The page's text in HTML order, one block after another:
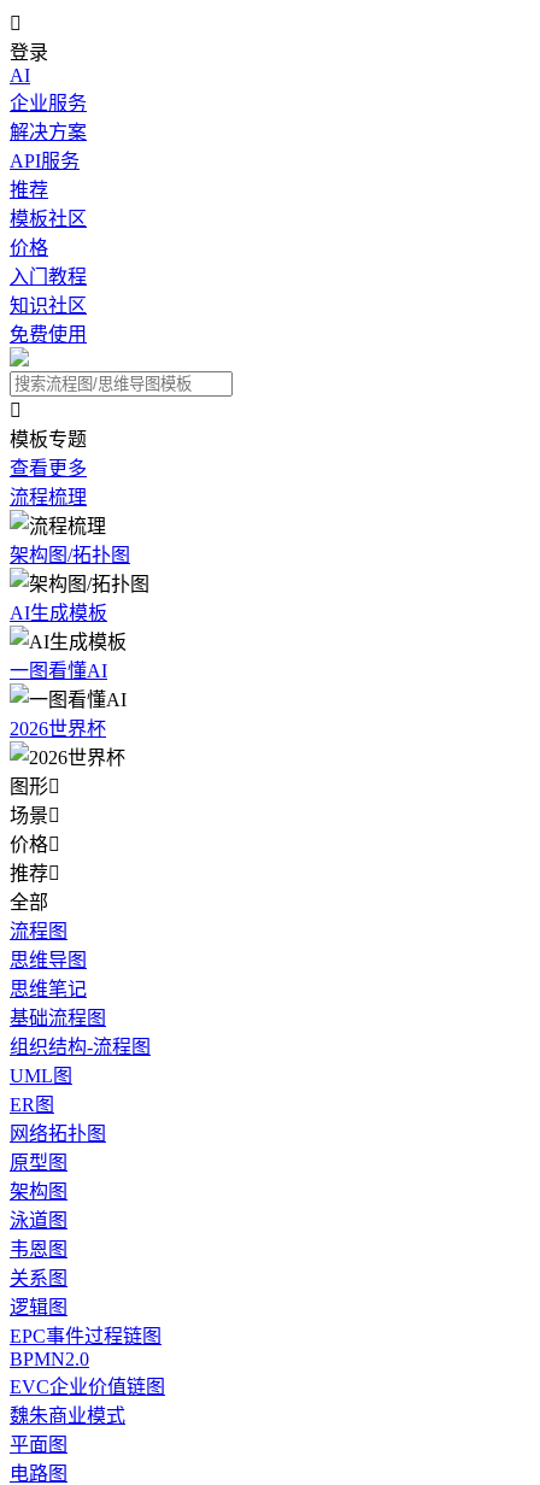

登录
AI
企业服务
解决方案
API服务
推荐
模板社区
价格
入门教程
知识社区
免费使用

模板专题
查看更多
流程梳理
架构图/拓扑图
AI生成模板
一图看懂AI
2026世界杯
图形
场景
价格
推荐
全部
流程图
思维导图
思维笔记
基础流程图
组织结构-流程图
UML图
ER图
网络拓扑图
原型图
架构图
泳道图
韦恩图
关系图
逻辑图
EPC事件过程链图
BPMN2.0
EVC企业价值链图
魏朱商业模式
平面图
电路图